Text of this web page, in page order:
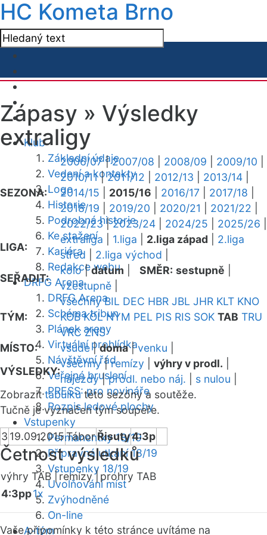
HC Kometa Brno
Klub
Základní údaje
Vedení a kontakty
Logo
Historie
Podrobná historie
Ke stažení
Kariéra
Redakce webu
DRFG Arena
DRFG Arena
Schéma tribun
Plánek areny
Virtuální prohlídka
Návštěvní řád
Veřejné bruslení
PRESS: pro novináře
Rozpis ledové plochy
Vstupenky
Permanentky 18/19
Přípravná utkání 18/19
Vstupenky 18/19
Uvolňování míst
Zvýhodněné
On-line
A-tým
Zápasy » Výsledky
extraligy
SEZONA:
2006/07|2007/08 2008/09 2009/10
2010/11|2011/12 2012/13 2013/14
2014/15
2015/16 2016/17 2017/18
2018/19
2019/20 2020/21 2021/22
2022/23|2023/24 2024/25 2025/26
LIGA:
extraliga 1.liga 2.liga západ
2.liga
střed
2.liga východ
SEŘADIT:
kolo|datum SMĚR: sestupně
vzestupně
TÝM:
všechny BIL DEC HBR JBL JHR KLT KNO
KOB KOL NYM PEL PIS RIS SOK TAB TRU
VRC ZNS
MÍSTO:
všude|doma|venku
VÝSLEDKY:
všechny|remízy výhry v prodl.
nájezdy|prodl. nebo náj. s nulou
Zobrazittabulkutéto sezóny a soutěže.
Tučně je vyznačen tým soupeře.
3 19.09.2015TáborŘisuty4:3p
Četnost výsledků
výhry TAB |remízy | prohry TAB
4:3pp1x
Vaše připomínky k této stránce uvítáme na